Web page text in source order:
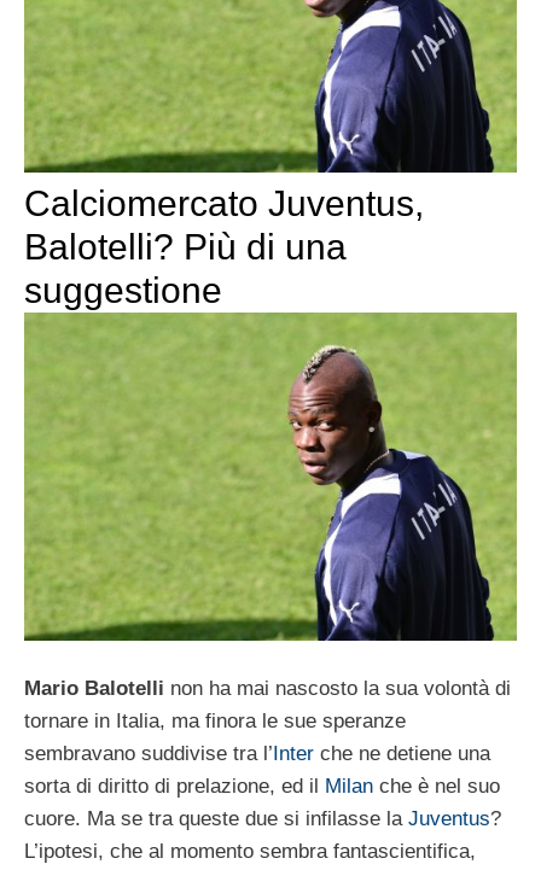
Calciomercato Juventus,
Balotelli? Più di una
suggestione
Mario Balotelli non ha mai nascosto la sua volontà di
tornare in Italia, ma finora le sue speranze
sembravano suddivise tra l’Inter che ne detiene una
sorta di diritto di prelazione, ed il Milan che è nel suo
cuore. Ma se tra queste due si infilasse la Juventus?
L’ipotesi, che al momento sembra fantascientifica,